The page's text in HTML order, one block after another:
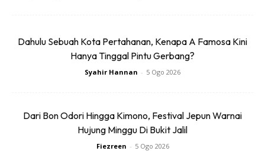
Kampung ini diasaskan oleh sekumpulan pelarian dari
Dahulu Sebuah Kota Pertahanan, Kenapa A Famosa Kini
Hanya Tinggal Pintu Gerbang?
Syahir Hannan - 5 Ogo 2026
Dari Bon Odori Hingga Kimono, Festival Jepun Warnai
Hujung Minggu Di Bukit Jalil
Fiezreen - 5 Ogo 2026